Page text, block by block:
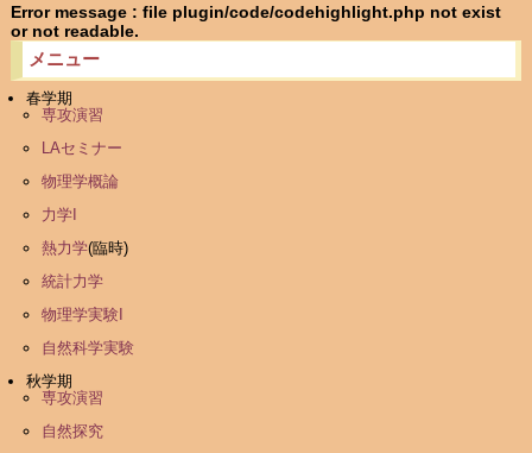
メニュー
春学期
専攻演習
LAセミナー
物理学概論
力学I
熱力学(臨時)
統計力学
物理学実験I
自然科学実験
秋学期
専攻演習
自然探究
Error message : file plugin/code/codehighlight.php not exist
or not readable.